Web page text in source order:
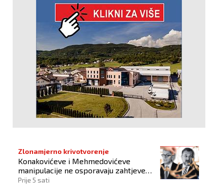
Zlonamjerno krivotvorenje
Konakovićeve i Mehmedovićeve
manipulacije ne osporavaju zahtjeve
Hrvata
Prije 5 sati